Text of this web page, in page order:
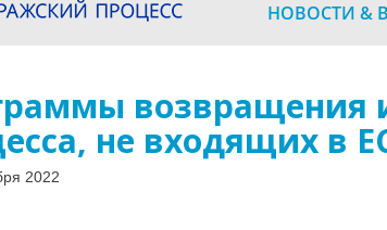
НОВОСТИ &
возвращения
не входящих в
2022